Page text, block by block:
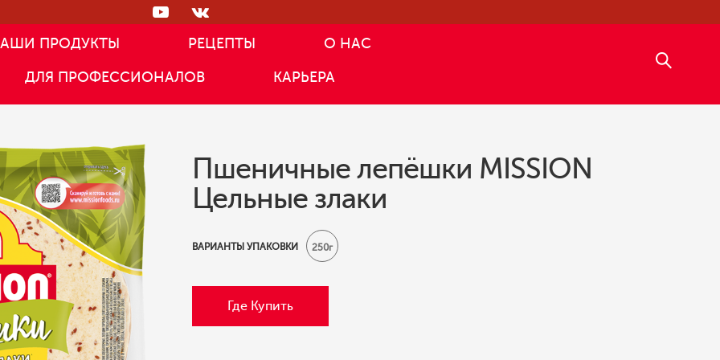
ПРОДУКТЫ РЕЦЕПТЫ О НАС
ДЛЯ ПРОФЕССИОНАЛОВ КАРЬЕРА
Пшеничные лепёшки MISSION
Цельные злаки
ВАРИАНТЫ УПАКОВКИ 250г
Где Купить